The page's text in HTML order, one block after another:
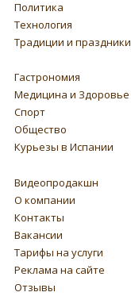
Политика
Технология
Традиции и праздники
Гастрономия
Медицина и Здоровье
Спорт
Общество
Курьезы в Испании
Видеопродакшн
О компании
Контакты
Вакансии
Тарифы на услуги
Реклама на сайте
Отзывы